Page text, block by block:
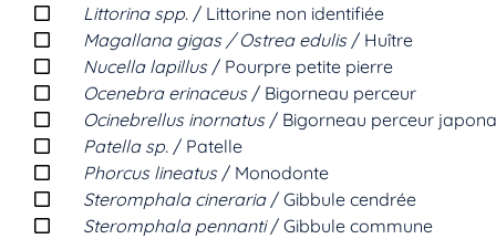
Littorina spp. / Littorine non identifiée
Magallana gigas / Ostrea edulis/ Huître
Nucella lapillus/ Pourpre petite pierre
Ocenebra erinaceus/ Bigorneau perceur
Ocinebrellus inornatus/ Bigorneau perceur
Patella sp. / Patelle
Phorcus lineatus/ Monodonte
Steromphala cineraria/ Gibbule cendrée
Steromphala pennanti/ Gibbule commune